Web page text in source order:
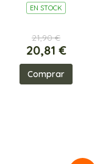
EN STOCK
21,90 €
20,81 €
Comprar